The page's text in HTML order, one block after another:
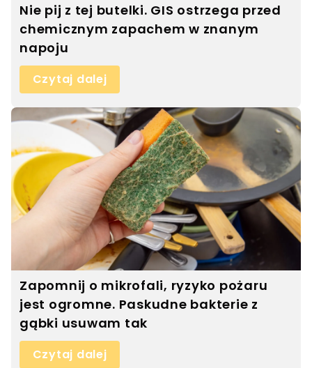
Nie pij z tej butelki. GIS ostrzega przed
chemicznym zapachem w znanym
napoju
Czytaj dalej
Zapomnij o mikrofali, ryzyko pożaru
jest ogromne. Paskudne bakterie z
gąbki usuwam tak
Czytaj dalej